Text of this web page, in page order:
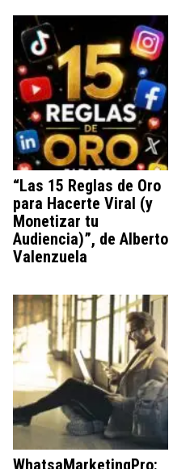
“Las 15 Reglas de Oro
para Hacerte Viral (y
Monetizar tu
Audiencia)”, de Alberto
Valenzuela